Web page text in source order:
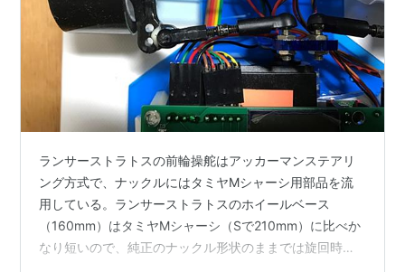
ランサーストラトスの前輪操舵はアッカーマンステアリ
ング方式で、ナックルにはタミヤMシャーシ用部品を流
用している。ランサーストラトスのホイールベース
（160mm）はタミヤMシャーシ（Sで210mm）に比べか
なり短いので、純正のナックル形状のままでは旋回時に